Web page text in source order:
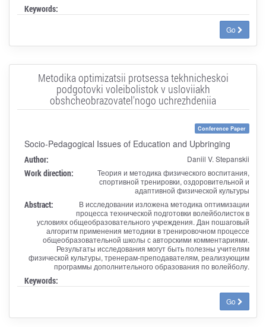
Keywords:
Go
Metodika optimizatsii protsessa tekhnicheskoi
podgotovki voleibolistok v usloviiakh
obshcheobrazovatel'nogo uchrezhdeniia
Conference Paper
Socio-Pedagogical Issues of Education and Upbringing
Author: Daniil V. Stepanskii
Work direction:
Теория и методика физического воспитания,
спортивной тренировки, оздоровительной и
адаптивной физической культуры
Abstract:
В исследовании изложена методика оптимизации
процесса технической подготовки волейболисток в
условиях общеобразовательного учреждения. Дан пошаговый
алгоритм применения методики в тренировочном процессе
общеобразовательной школы с авторскими комментариями.
Результаты исследования могут быть полезны учителям
физической культуры, тренерам-преподавателям, реализующим
программы дополнительного образования по волейболу.
Keywords:
Go